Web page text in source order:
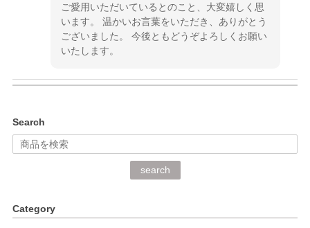
ご愛用いただいているとのこと、大変嬉しく思
います。 温かいお言葉をいただき、ありがとう
ございました。 今後ともどうぞよろしくお願い
いたします。
深さや大きさがとてもちょうど良く、手に馴染み、洗いやす
く、他の柄も何枚かこちらで買い、毎食時に使用していま
く交換して下さいました。
Search
search
Category